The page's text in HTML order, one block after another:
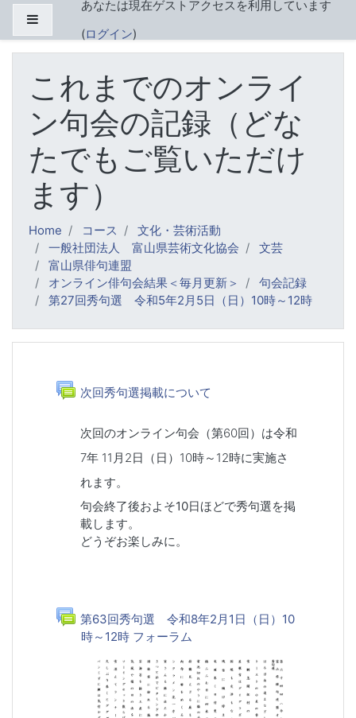
メインコンテンツへスキップする
あなたは現在ゲストアクセスを利用しています
(ログイン)
これまでのオンライ
ン句会の記録（どな
たでもご覧いただけ
ます）
Home コース
文化・芸術活動
一般社団法人 富山県芸術文化協会
文芸
富山県俳句連盟
オンライン俳句会結果＜毎月更新＞
句会記録
第27回秀句選 令和5年2月5日（日）10時～12時
一般 次回秀句選掲載についてフォーラム
次回のオンライン句会（第60回）は令和
7年 11月2日（日）10時～12時に実施さ
れます。
句会終了後およそ10日ほどで秀句選を掲
載します。
どうぞお楽しみに。
第63回秀句選 令和8年2月1日（日）10
時～12時 フォーラム